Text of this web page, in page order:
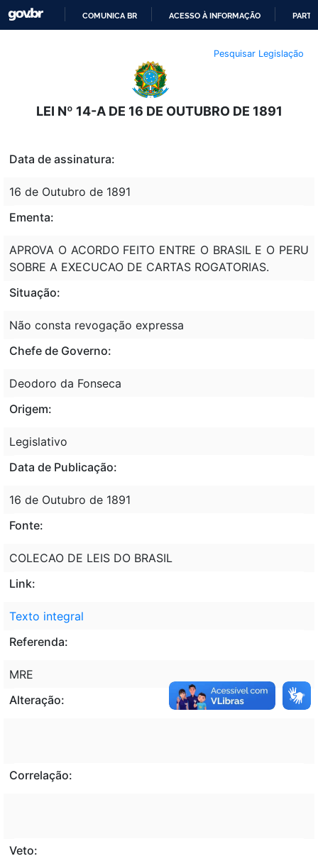
O
CONTEÚDO
COMUNICA BR ACESSO À INFORMAÇÃO
Pesquisar Legislação
LEI Nº 14-A DE 16 DE OUTUBRO DE 1891
Data de assinatura:
16 de Outubro de 1891
Ementa:
APROVA O ACORDO FEITO ENTRE O BRASIL E O PERU
SOBRE A EXECUCAO DE CARTAS ROGATORIAS.
Situação:
Não consta revogação expressa
Chefe de Governo:
Deodoro da Fonseca
Origem:
Legislativo
Data de Publicação:
16 de Outubro de 1891
Fonte:
COLECAO DE LEIS DO BRASIL
Link:
Texto integral
Referenda:
MRE
Alteração:
Correlação:
Veto: